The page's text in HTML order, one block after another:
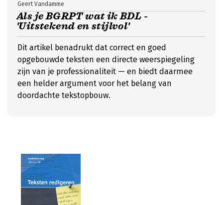
Als je BGRPT wat ik BDL -
'Uitstekend en stijlvol'
Geert Vandamme
Dit artikel benadrukt dat correct en goed
opgebouwde teksten een directe weerspiegeling
zijn van je professionaliteit — en biedt daarmee
een helder argument voor het belang van
doordachte tekstopbouw.